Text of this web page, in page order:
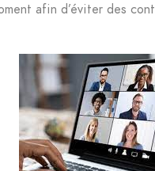
afin d’éviter des